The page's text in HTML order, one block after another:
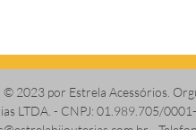
© 2023 por Estrela Acessórios.
LTDA. - CNPJ: 01.989.705/